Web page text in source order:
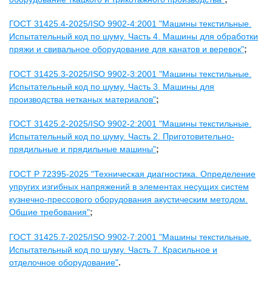
ГОСТ 31425.4-2025/ISO 9902-4:2001 "Машины текстильные.
Испытательный код по шуму. Часть 4. Машины для обработки
пряжи и свивальное оборудование для канатов и веревок";
ГОСТ 31425.3-2025/ISO 9902-3:2001 "Машины текстильные.
Испытательный код по шуму. Часть 3. Машины для
производства нетканых материалов";
ГОСТ 31425.2-2025/ISO 9902-2:2001 "Машины текстильные.
Испытательный код по шуму. Часть 2. Приготовительно-
прядильные и прядильные машины";
ГОСТ Р 72395-2025 "Техническая диагностика. Определение
упругих изгибных напряжений в элементах несущих систем
кузнечно-прессового оборудования акустическим методом.
Общие требования";
ГОСТ 31425.7-2025/ISO 9902-7:2001 "Машины текстильные.
Испытательный код по шуму. Часть 7. Красильное и
отделочное оборудование".